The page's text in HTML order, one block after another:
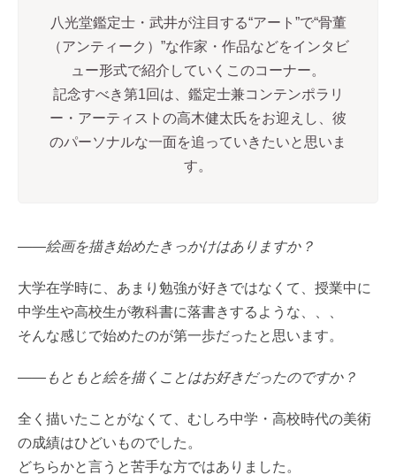
八光堂鑑定士・武井が注目する“アート”で“骨董
（アンティーク）”な作家・作品などをインタビ
ュー形式で紹介していくこのコーナー。
記念すべき第1回は、鑑定士兼コンテンポラリ
ー・アーティストの高木健太氏をお迎えし、彼
のパーソナルな一面を追っていきたいと思いま
す。
――絵画を描き始めたきっかけはありますか？
大学在学時に、あまり勉強が好きではなくて、授業中に
中学生や高校生が教科書に落書きするような、、、
そんな感じで始めたのが第一歩だったと思います。
――もともと絵を描くことはお好きだったのですか？
全く描いたことがなくて、むしろ中学・高校時代の美術
の成績はひどいものでした。
どちらかと言うと苦手な方ではありました。